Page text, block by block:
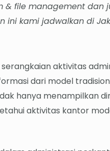
& file management dan
ini kami jadwalkan di
aktivitas
dari model
hanya menampilkan
aktivitas kantor